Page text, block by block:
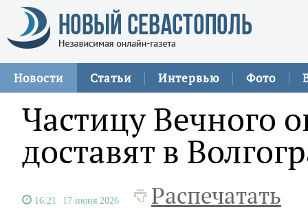
Новости Статьи Интервью Фото
Частицу Вечного
доставят в
16:21 17 июня 2026 Распечатать